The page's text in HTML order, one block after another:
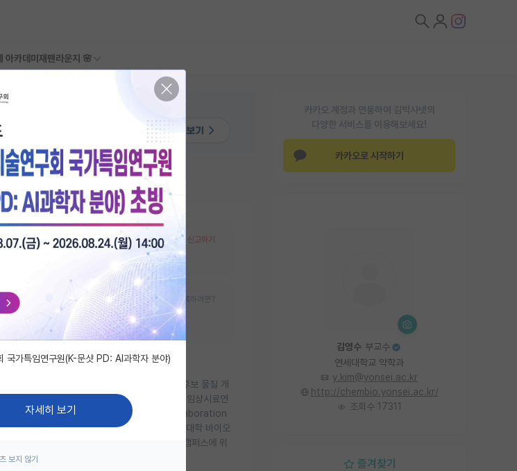
아카데미 재팬라운지 🌸
오픈랩 정보 오류 신고하기
대학원생, 박사후연구원, 학부생인턴 모집여부를 등록하려면?
학생물학을 기반으로 알츠하이머병의 신약 후보 물질 개
험, 학습기억 동물 행동시험, 뇌영상/조직분석, 임상시료연
세분화되어 연구를 하고 있어 학생들 사이의 collaboration
교수, 연구원과 학부생들(약학과, 언더우드국제대학 바이오
인프라가 집중된 인천 송도의 연세대학교 국제캠퍼스에 위
국가특임연구원(K-문샷 PD: AI과학자 분야)
자세히 보기
보지 않기
카카오 계정과 연동하여 김박사넷의
다양한 서비스를 이용해보세요!
카카오로 시작하기
김영수 부교수
연세대학교 약학과
y.kim@yonsei.ac.kr
http://chembio.yonsei.ac.kr/
조회수 17311
즐겨찾기